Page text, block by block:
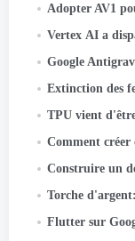
Adopter AV1 pour la
Vertex AI a
Google Antigravité 2.0 +
Extinction des feux,
TPU vient d'être
Comment créer et
Construire un détecteur
Torche d'argent: Index comme
Flutter sur